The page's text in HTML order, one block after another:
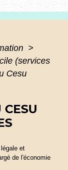
>
(services
Cesu
et
de l'économie